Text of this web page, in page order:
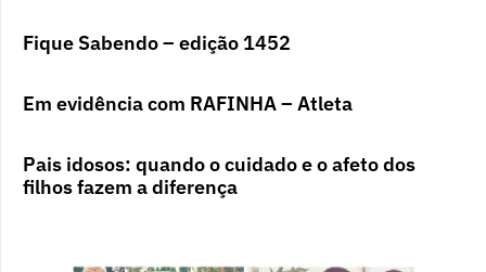
Fique Sabendo – edição 1452
Em evidência com RAFINHA – Atleta
Pais idosos: quando o cuidado e o afeto dos
filhos fazem a diferença